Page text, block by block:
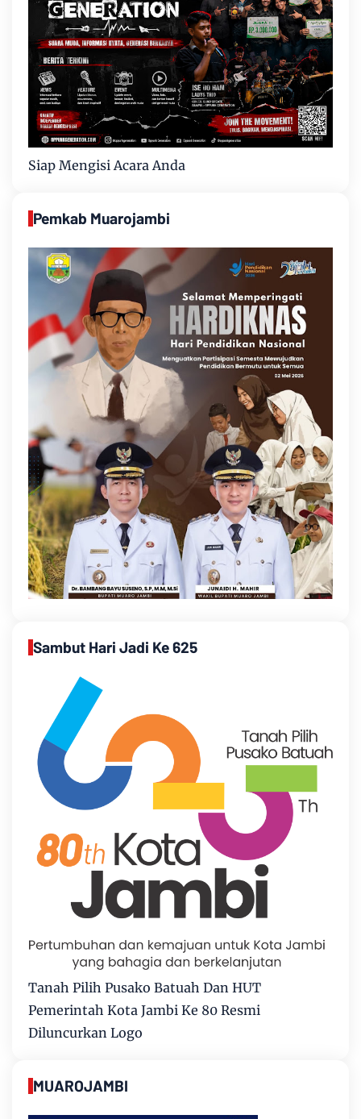
Siap Mengisi Acara Anda
Pemkab Muarojambi
Sambut Hari Jadi Ke 625
Tanah Pilih Pusako Batuah Dan HUT
Pemerintah Kota Jambi Ke 80 Resmi
Diluncurkan Logo
MUAROJAMBI